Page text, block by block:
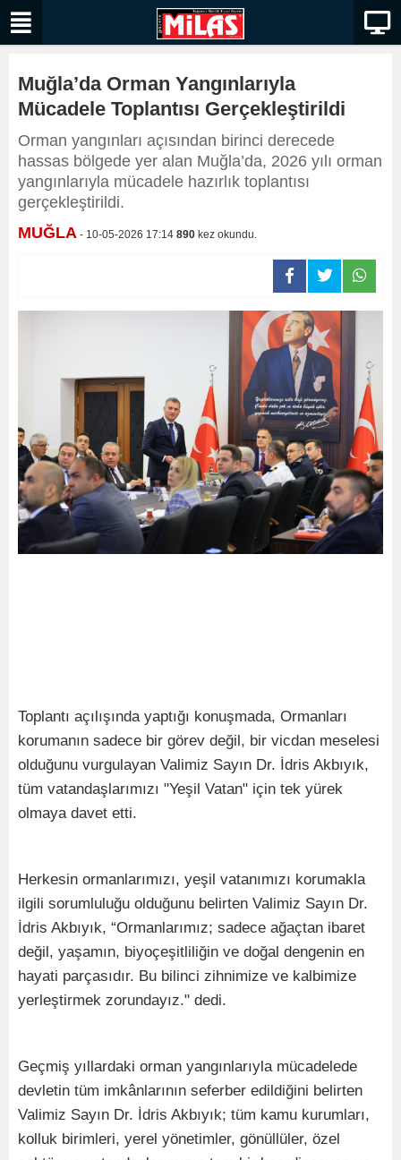
Muğla’da Orman Yangınlarıyla
Mücadele Toplantısı Gerçekleştirildi
Orman yangınları açısından birinci derecede
hassas bölgede yer alan Muğla’da, 2026 yılı orman
yangınlarıyla mücadele hazırlık toplantısı
gerçekleştirildi.
MUĞLA - 10-05-2026 17:14 890 kez okundu.
Toplantı açılışında yaptığı konuşmada, Ormanları
korumanın sadece bir görev değil, bir vicdan meselesi
olduğunu vurgulayan Valimiz Sayın Dr. İdris Akbıyık,
tüm vatandaşlarımızı "Yeşil Vatan" için tek yürek
olmaya davet etti.
Herkesin ormanlarımızı, yeşil vatanımızı korumakla
ilgili sorumluluğu olduğunu belirten Valimiz Sayın Dr.
İdris Akbıyık, “Ormanlarımız; sadece ağaçtan ibaret
değil, yaşamın, biyoçeşitliliğin ve doğal dengenin en
hayati parçasıdır. Bu bilinci zihnimize ve kalbimize
yerleştirmek zorundayız." dedi.
Geçmiş yıllardaki orman yangınlarıyla mücadelede
devletin tüm imkânlarının seferber edildiğini belirten
Valimiz Sayın Dr. İdris Akbıyık; tüm kamu kurumları,
kolluk birimleri, yerel yönetimler, gönüllüler, özel